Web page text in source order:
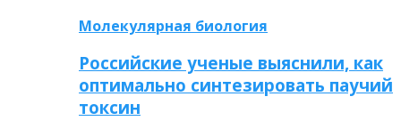
Молекулярная биология
Российские ученые выяснили, как
оптимально синтезировать паучий
токсин